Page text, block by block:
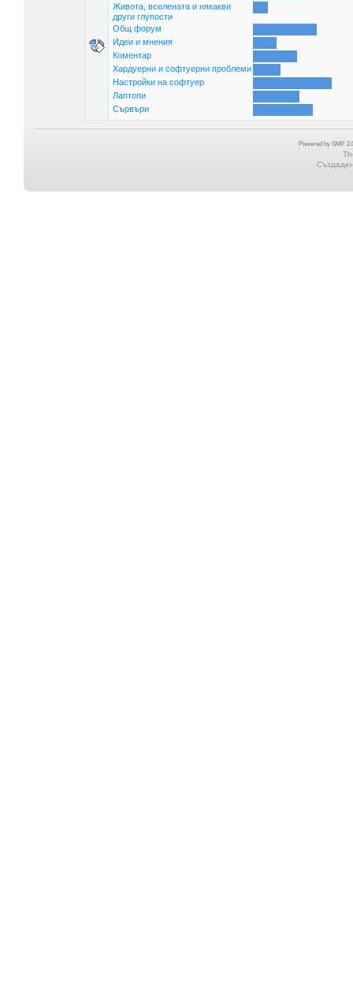
Живота, вселената и някакви
други глупости
Общ форум
Идеи и мнения
Коментар
Хардуерни и софтуерни проблеми
Настройки на софтуер
Лаптопи
Сървъри
Powered by SMF